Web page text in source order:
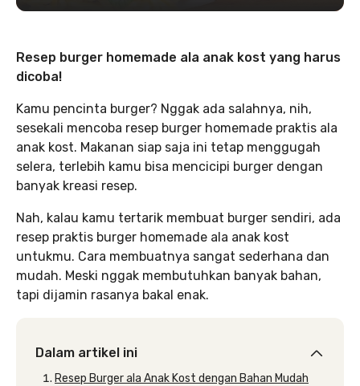
Resep burger homemade ala anak kost yang harus
dicoba!
Kamu pencinta burger? Nggak ada salahnya, nih,
sesekali mencoba resep burger homemade praktis ala
anak kost. Makanan siap saja ini tetap menggugah
selera, terlebih kamu bisa mencicipi burger dengan
banyak kreasi resep.
Nah, kalau kamu tertarik membuat burger sendiri, ada
resep praktis burger homemade ala anak kost
untukmu. Cara membuatnya sangat sederhana dan
mudah. Meski nggak membutuhkan banyak bahan,
tapi dijamin rasanya bakal enak.
Dalam artikel ini
Resep Burger ala Anak Kost dengan Bahan Mudah